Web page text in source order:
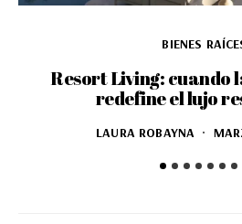
BIENES
Resort Living: cuando
redefine el lujo
LAURA ROBAYNA